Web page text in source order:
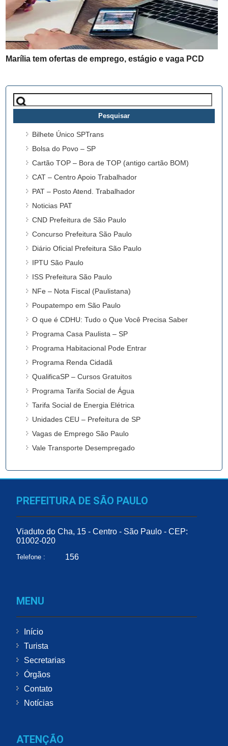
Marília tem ofertas de emprego, estágio e vaga PCD
Pesquisar
por:
Bilhete Único SPTrans
Bolsa do Povo – SP
Cartão TOP – Bora de TOP (antigo cartão BOM)
CAT – Centro Apoio Trabalhador
PAT – Posto Atend. Trabalhador
Noticias PAT
CND Prefeitura de São Paulo
Concurso Prefeitura São Paulo
Diário Oficial Prefeitura São Paulo
IPTU São Paulo
ISS Prefeitura São Paulo
NFe – Nota Fiscal (Paulistana)
Poupatempo em São Paulo
O que é CDHU: Tudo o Que Você Precisa Saber
Programa Casa Paulista – SP
Programa Habitacional Pode Entrar
Programa Renda Cidadã
QualificaSP – Cursos Gratuitos
Programa Tarifa Social de Água
Tarifa Social de Energia Elétrica
Unidades CEU – Prefeitura de SP
Vagas de Emprego São Paulo
Vale Transporte Desempregado
PREFEITURA DE SÃO PAULO
Viaduto do Cha, 15 - Centro - São Paulo - CEP:
01002-020
Telefone : 156
MENU
Início
Turista
Secretarias
Órgãos
Contato
Notícias
ATENÇÃO